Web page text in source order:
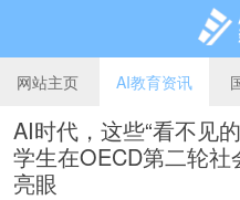
AI教
网站主页 AI教育资讯
AI时代，这些“看不见
学生在OECD第二轮
亮眼